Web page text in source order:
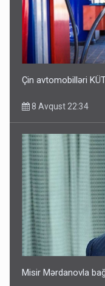
Çin avtomobilləri
8 Avqust 22:34
Misir Mərdanovla